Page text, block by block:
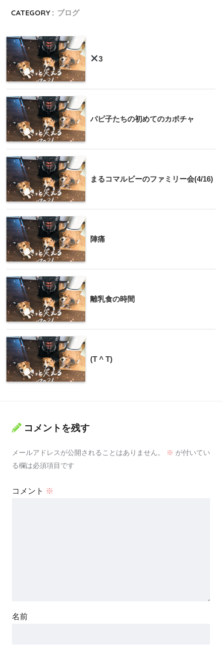
CATEGORY : ブログ
3
パピ子たちの初めてのカボチャ
まるコマルビーのファミリー会(4/16)
陣痛
離乳食の時間
(T ^ T)
コメントを残す
メールアドレスが公開されることはありません。 ※ が付いてい
る欄は必須項目です
コメント ※
名前